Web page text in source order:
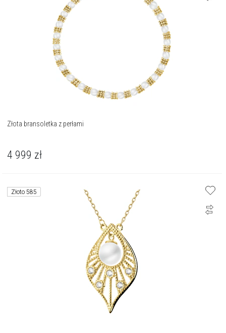
Złota bransoletka z perłami
4 999 zł
Złoto 585